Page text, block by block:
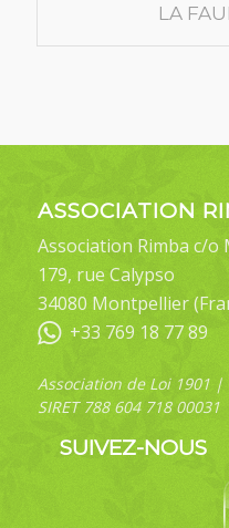
LA
ASSOCIATION
Association Rimba c/o
179, rue Calypso
34080 Montpellier
+33 769 18 77 89
Association de Loi 1901
SIRET 788 604 718 00031
SUIVEZ-NOUS